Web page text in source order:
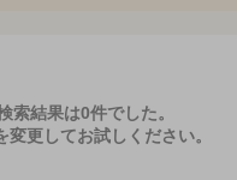
索結果は0件でした。
変更してお試しください。